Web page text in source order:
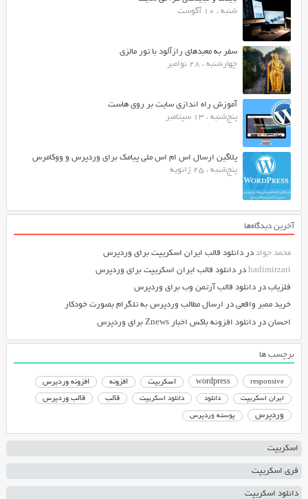
شنبه ، 10 آگوست
سفر به معبدهای رازآلود با تور مالزی
چهارشنبه ، 28 نوامبر
آموزش راه اندازی سایت بر روی هاست
پنج‌شنبه ، 13 سپتامبر
پلاگین ارسال اس ام اس ملی پیامک برای وردپرس و ووکامرس
پنج‌شنبه ، 25 ژانویه
آخرین دیدگاه‌ها
محمد جواددر دانلود قالب ایران اسکریپت برای وردپرس
hadimirzariدر دانلود قالب ایران اسکریپت برای وردپرس
فلزیابدر دانلود قالب آرتمن وب برای وردپرس
خرید ممبر واقعیدر ارسال مطالب وردپرس به تلگرام بصورت خودکار
احساندر دانلود افزونه باکس اخبار Znews برای وردپرس
برچسب ها
responsive
wordpress اسکریپت افزونه افزونه وردپرس
ایران اسکریپت دانلود دانلود اسکریپت قالب قالب وردپرس
وردپرس پوسته وردپرس
اسکریپت
فری اسکریپت
دانلود اسکریپت